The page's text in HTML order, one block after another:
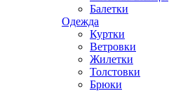
Балетки
Одежда
Куртки
Ветровки
Жилетки
Толстовки
Брюки